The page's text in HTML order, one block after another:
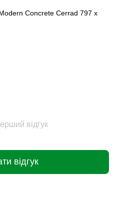
Concrete Cerrad 797 x
відгук
відгук